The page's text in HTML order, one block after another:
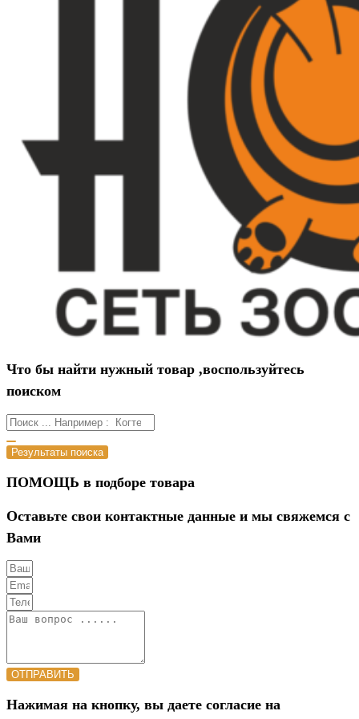
Что бы найти нужный товар ,воспользуйтесь
поиском
Результаты поиска
ПОМОЩЬ в подборе товара
Оставьте свои контактные данные и мы свяжемся с
Вами
ОТПРАВИТЬ
Нажимая на кнопку, вы даете согласие на